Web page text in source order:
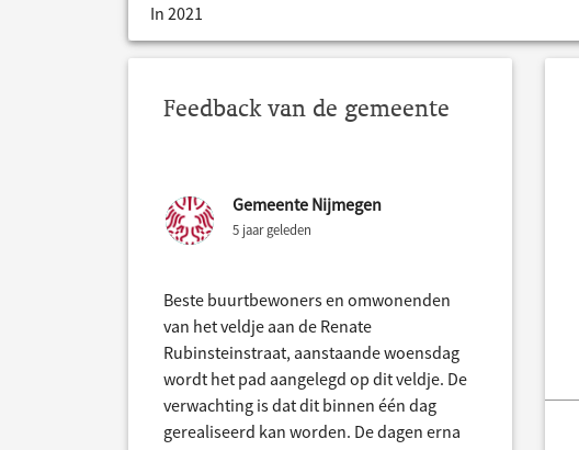
In 2021
Feedback van de gemeente
Gemeente Nijmegen
5 jaar geleden
Beste buurtbewoners en omwonenden
van het veldje aan de Renate
Rubinsteinstraat, aanstaande woensdag
wordt het pad aangelegd op dit veldje. De
verwachting is dat dit binnen één dag
gerealiseerd kan worden. De dagen erna